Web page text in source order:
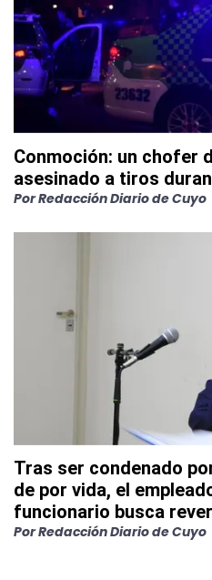
Conmoción: un chofer
asesinado a tiros
PorRedacción Diario de Cuyo
Tras ser condenado
de por vida, el
funcionario busca
PorRedacción Diario de Cuyo